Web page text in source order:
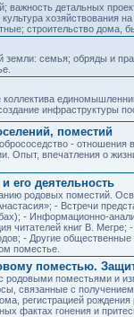
важность детальных
хозяйствования
строительство дома,
семья; обряды и
инфраструктуры
поместий
- отношения
Опыт, впечатления о
его деятельность
родовых поместий.
- Встречи
- Информационно-
читателей книг В.
- Другие общественные
поместье.
поместью.
родовыми поместьями и
связанные с
регистрацией
фактах гонения и